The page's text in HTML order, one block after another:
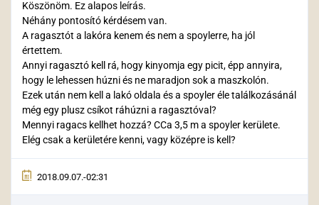
Köszönöm. Ez alapos leírás.
Néhány pontosító kérdésem van.
A ragasztót a lakóra kenem és nem a spoylerre, ha jól
értettem.
Annyi ragasztó kell rá, hogy kinyomja egy picit, épp annyira,
hogy le lehessen húzni és ne maradjon sok a maszkolón.
Ezek után nem kell a lakó oldala és a spoyler éle találkozásánál
még egy plusz csíkot ráhúzni a ragasztóval?
Mennyi ragacs kellhet hozzá? CCa 3,5 m a spoyler kerülete.
Elég csak a kerületére kenni, vagy középre is kell?
2018.09.07.-02:31